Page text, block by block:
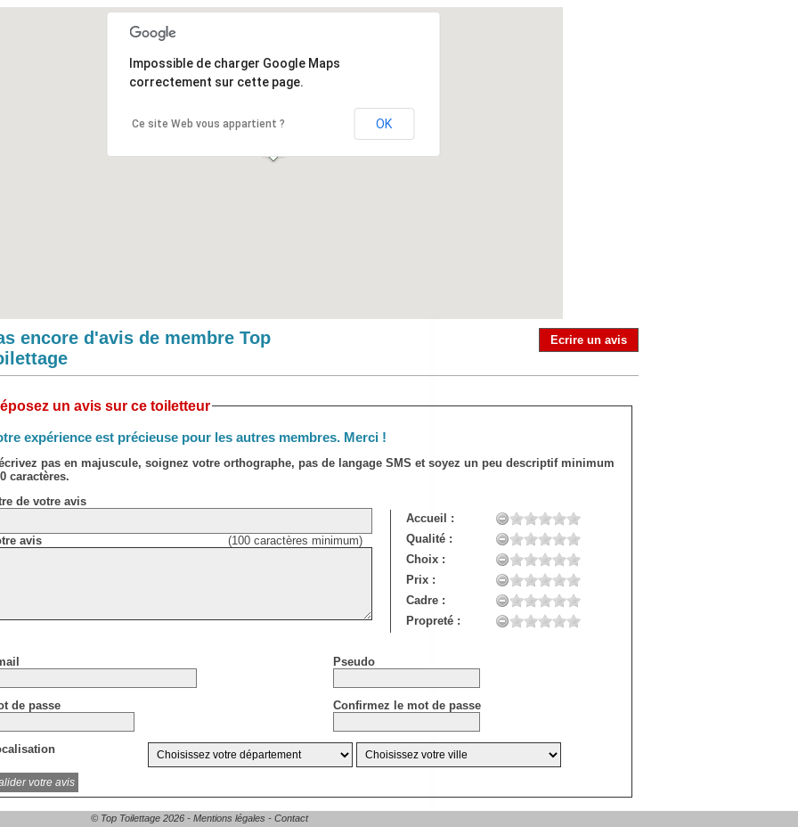
Impossible de charger Google Maps
correctement sur cette page.
Ce site Web vous appartient ? OK
encore d'avis de membre Top
Ecrire un avis
un avis sur ce toiletteur
expérience est précieuse pour les autres membres. Merci !
pas en majuscule, soignez votre orthographe, pas de langage SMS et soyez un peu descriptif minimum
caractères.
de votre avis
avis (100 caractères minimum)
Accueil :
Qualité :
Choix :
Prix :
Cadre :
Propreté :
Pseudo
de passe Confirmez le mot de passe
© Top Toilettage 2026 - Mentions légales - Contact